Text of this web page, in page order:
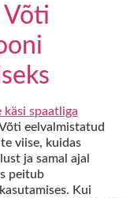
eelvalmistatud
viise, kuidas
ja samal ajal
peitub
Kui